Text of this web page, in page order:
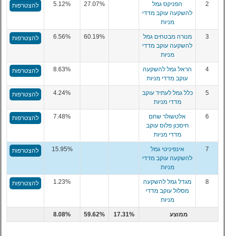
2
הפניקס גמל
להשקעה עוקב מדדי
מניות
27.07%
5.12% להצטרפות
3
מנורה מבטחים גמל
להשקעה עוקב מדדי
מניות
60.19%
6.56% להצטרפות
4
הראל גמל להשקעה
עוקב מדדי מניות
8.63% להצטרפות
5
כלל גמל לעתיד עוקב
מדדי מניות
4.24% להצטרפות
6
אלטשולר שחם
חיסכון פלוס עוקב
מדדי מניות
7.48% להצטרפות
7
אינפיניטי גמל
להשקעה עוקב מדדי
מניות
15.95% להצטרפות
8
מגדל גמל להשקעה
מסלול עוקב מדדי
מניות
1.23% להצטרפות
ממוצע 17.31%
59.62%
8.08%